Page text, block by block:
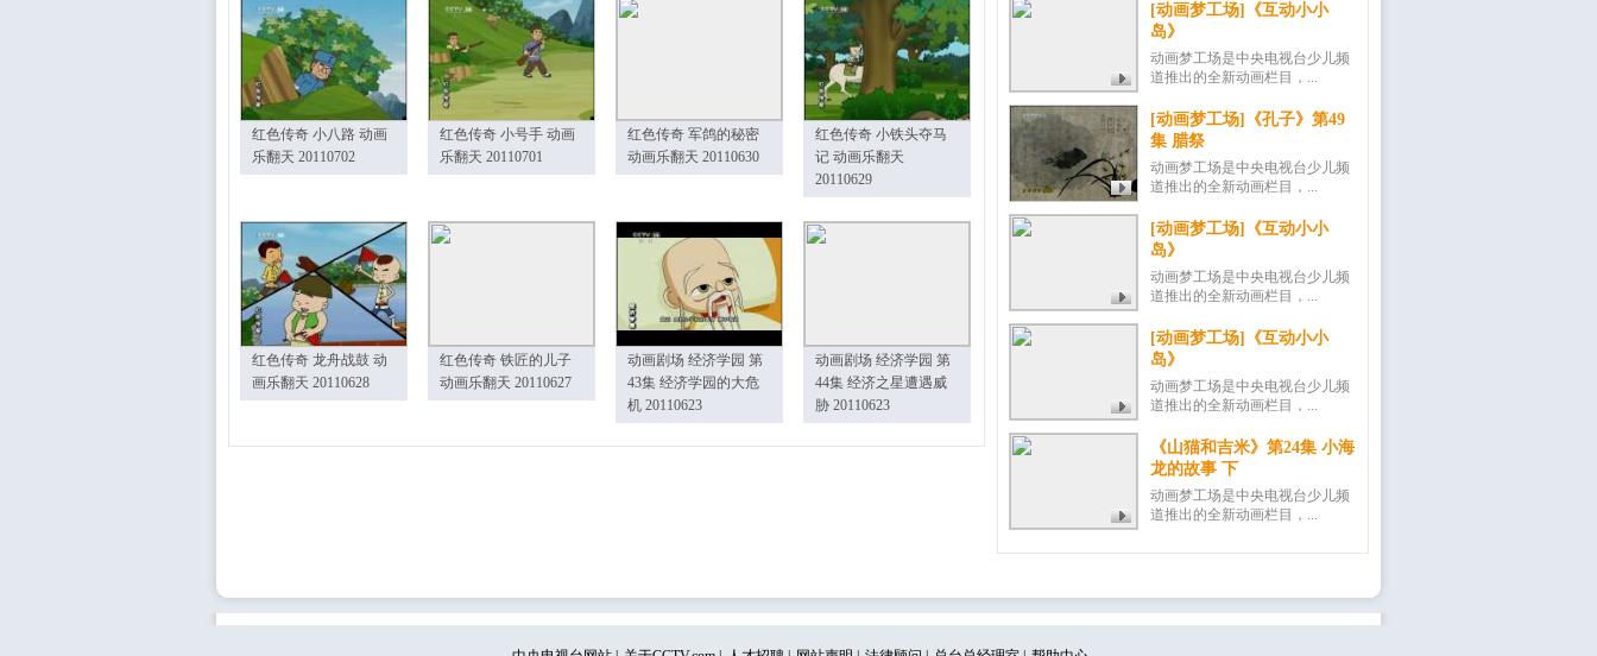
[动画梦工场]《互动小小
岛》
动画梦工场是中央电视台少儿频
道推出的全新动画栏目，...
[动画梦工场]《孔子》第49
集 腊祭
动画梦工场是中央电视台少儿频
道推出的全新动画栏目，...
[动画梦工场]《互动小小
岛》
动画梦工场是中央电视台少儿频
道推出的全新动画栏目，...
[动画梦工场]《互动小小
岛》
动画梦工场是中央电视台少儿频
道推出的全新动画栏目，...
《山猫和吉米》第24集 小海
龙的故事 下
动画梦工场是中央电视台少儿频
道推出的全新动画栏目，...
红色传奇 小八路 动画
乐翻天 20110702
红色传奇 小号手 动画
乐翻天 20110701
红色传奇 军鸽的秘密
动画乐翻天 20110630
红色传奇 小铁头夺马
记 动画乐翻天
20110629
红色传奇 龙舟战鼓 动
画乐翻天 20110628
红色传奇 铁匠的儿子
动画乐翻天 20110627
动画剧场 经济学园 第
43集 经济学园的大危
机 20110623
动画剧场 经济学园 第
44集 经济之星遭遇威
胁 20110623